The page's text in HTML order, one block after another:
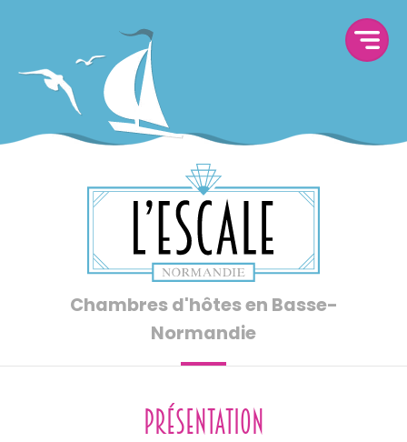
Chambres d'hôtes en Basse-
Normandie
Présentation